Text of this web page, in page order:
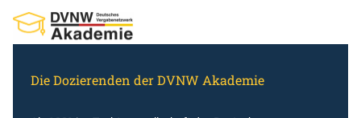
Inhalt
springen
Die Dozierenden der DVNW Akademie